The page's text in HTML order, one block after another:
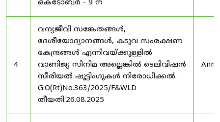
ഒക്ടോബർ - 9 ന്
4
വന്യജീവി സങ്കേതങ്ങൾ,
ദേശീയോദ്യാനങ്ങൾ, കടുവ സംരക്ഷണ
കേന്ദ്രങ്ങൾ എന്നിവയ്ക്കുള്ളിൽ
വാണിജ്യ സിനിമ അല്ലെങ്കിൽ ടെലിവിഷൻ
സീരിയൽ ഷൂട്ടിംഗുകൾ നിരോധിക്കൽ.
G.O(Rt)No.363/2025/F&WLD
തീയതി:26.08.2025